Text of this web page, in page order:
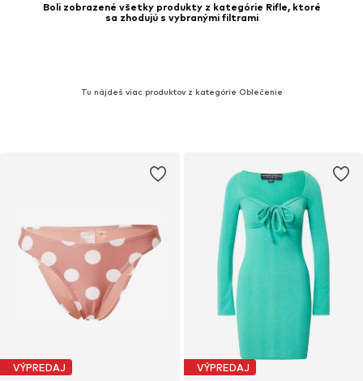
Boli zobrazené všetky produkty z kategórie Rifle, ktoré
sa zhodujú s vybranými filtrami
Tu nájdeš viac produktov z kategórie Oblečenie
VÝPREDAJ VÝPREDAJ